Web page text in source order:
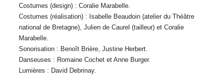
Costumes (design) : Coralie Marabelle.
Costumes (réalisation) : Isabelle Beaudoin (atelier du Théâtre
national de Bretagne), Julien de Caurel (tailleur) et Coralie
Marabelle.
Sonorisation : Benoît Brière, Justine Herbert.
Danseuses : Romaine Cochet et Anne Burger.
Lumières : David Debrinay.